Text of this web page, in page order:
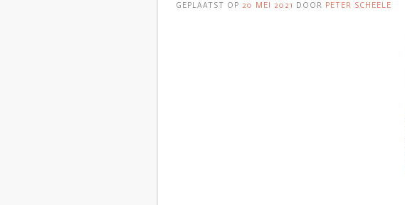
GEPLAATST OP 20 MEI 2021 DOOR PETER SCHEELE